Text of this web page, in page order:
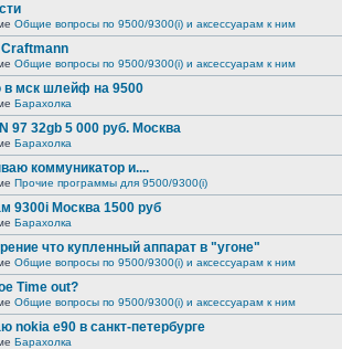
Общие вопросы по 9500/9300(i) и аксессуарам к ним
Общие вопросы по 9500/9300(i) и аксессуарам к ним
в мск шлейф на 9500
Барахолка
97 32gb 5 000 руб. Москва
Барахолка
коммуникатор и....
Прочие программы для 9500/9300(i)
9300i Москва 1500 руб
Барахолка
что купленный аппарат в "угоне"
Общие вопросы по 9500/9300(i) и аксессуарам к ним
Time out?
Общие вопросы по 9500/9300(i) и аксессуарам к ним
nokia е90 в санкт-петербурге
Барахолка